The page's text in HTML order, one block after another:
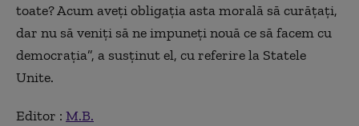
toate? Acum aveți obligația asta morală să curățați,
dar nu să veniți să ne impuneți nouă ce să facem cu
democrația”, a susținut el, cu referire la Statele
Unite.
Editor : M.B.